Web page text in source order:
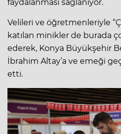
faydalanması sağlanıyor.
Velileri ve öğretmenleriyle
katılan minikler de burada
ederek, Konya Büyükşehir
İbrahim Altay’a ve emeği
etti.